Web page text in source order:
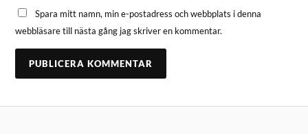
Spara mitt namn, min e-postadress och webbplats i denna
webbläsare till nästa gång jag skriver en kommentar.